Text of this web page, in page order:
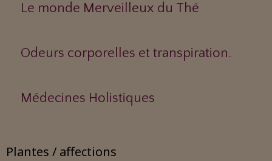
Le monde Merveilleux du Thé
Odeurs corporelles et transpiration.
Médecines Holistiques
Plantes / affections